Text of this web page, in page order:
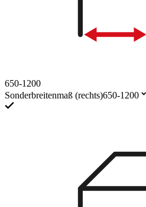
650-1200
Sonderbreitenmaß (rechts)650-1200